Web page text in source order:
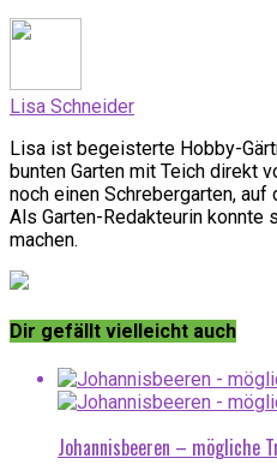
Lisa Schneider
Lisa ist begeisterte Hobby-
bunten Garten mit Teich direkt
noch einen Schrebergarten,
Als Garten-Redakteurin konnte
machen.
Dir gefällt vielleicht auch
Johannisbeeren – mögliche